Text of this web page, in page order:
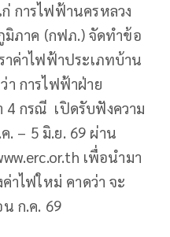
การไฟฟ้านครหลวง
ภาค (กฟภ.) จัดทำข้อ
าค่าไฟฟ้าประเภทบ้าน
า การไฟฟ้าฝ่าย
4 กรณี เปิดรับฟังความ
. – 5 มิ.ย. 69 ผ่าน
เพื่อนำมา
าไฟใหม่ คาดว่า จะ
น ก.ค. 69